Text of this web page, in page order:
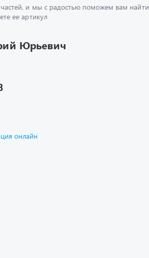
и мы с радостью поможем вам найти
ее артикул
Юрьевич
онлайн